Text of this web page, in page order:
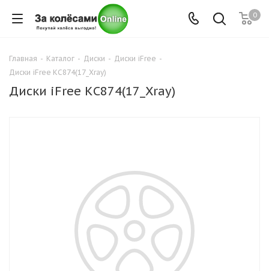
0
Главная - Каталог - Диски - Диски iFree -
Диски iFree КС874(17_Xray)
Диски iFree КС874(17_Xray)